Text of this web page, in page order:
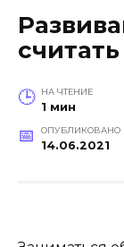
НА ЧТЕНИЕ
1 мин
ОПУБЛИКОВАНО
14.06.2021